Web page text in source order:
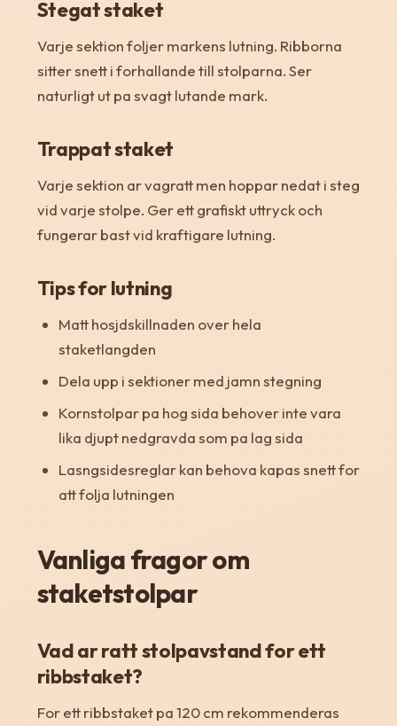
Stegat staket
Varje sektion foljer markens lutning. Ribborna
sitter snett i forhallande till stolparna. Ser
naturligt ut pa svagt lutande mark.
Trappat staket
Varje sektion ar vagratt men hoppar nedat i steg
vid varje stolpe. Ger ett grafiskt uttryck och
fungerar bast vid kraftigare lutning.
Tips for lutning
Matt hosjdskillnaden over hela
staketlangden
Dela upp i sektioner med jamn stegning
Kornstolpar pa hog sida behover inte vara
lika djupt nedgravda som pa lag sida
Lasngsidesreglar kan behova kapas snett for
att folja lutningen
Vanliga fragor om
staketstolpar
Vad ar ratt stolpavstand for ett
ribbstaket?
For ett ribbstaket pa 120 cm rekommenderas